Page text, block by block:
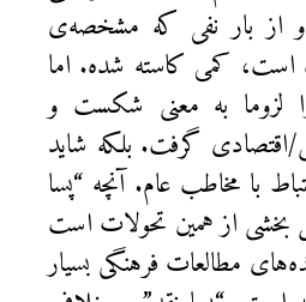
و از بار نفی که مشخصه‌ی
است، کمی کاسته شده. اما
لزوما به معنی شکست و
اقتصادی گرفت. بلکه شاید
با مخاطب عام. آنچه “پسا
بخشی از همین تحولات است
مطالعات فرهنگی بسیار